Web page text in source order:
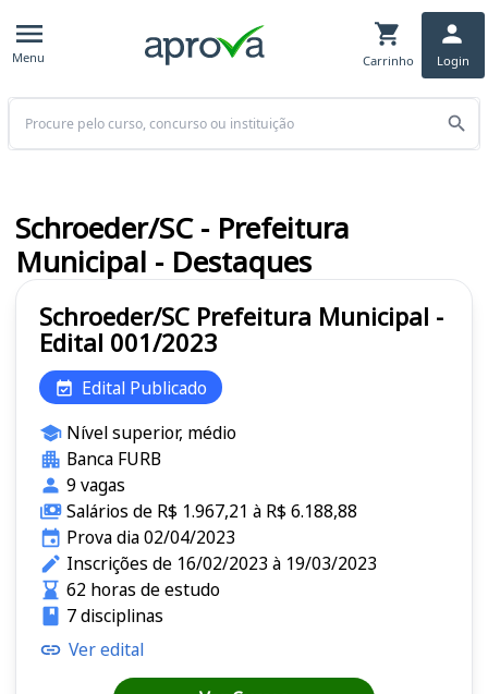
Menu Carrinho Login
Buscar
Schroeder/SC Prefeitura Municipal -
Edital 001/2023
Edital Publicado
Nível superior, médio
Banca FURB
9 vagas
Salários de R$ 1.967,21 à R$ 6.188,88
Prova dia 02/04/2023
Inscrições de 16/02/2023 à 19/03/2023
62 horas de estudo
7 disciplinas
Ver edital
Schroeder/SC - Prefeitura
Municipal - Destaques